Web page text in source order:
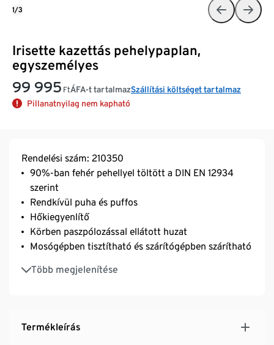
Irisette kazettás pehelypaplan,
egyszemélyes
99 995 FtÁFA-t tartalmazSzállítási költséget tartalmaz
Pillanatnyilag nem kapható
1/3
Rendelési szám: 210350
90%-ban fehér pehellyel töltött a DIN EN 12934
szerint
Rendkívül puha és puffos
Hőkiegyenlítő
Körben paszpólozással ellátott huzat
Mosógépben tisztítható és szárítógépben szárítható
Több megjelenítése
3. hőosztály: meleg téli paplan nagy melegítő
Huzat tiszta biopamutból
Termékleírás